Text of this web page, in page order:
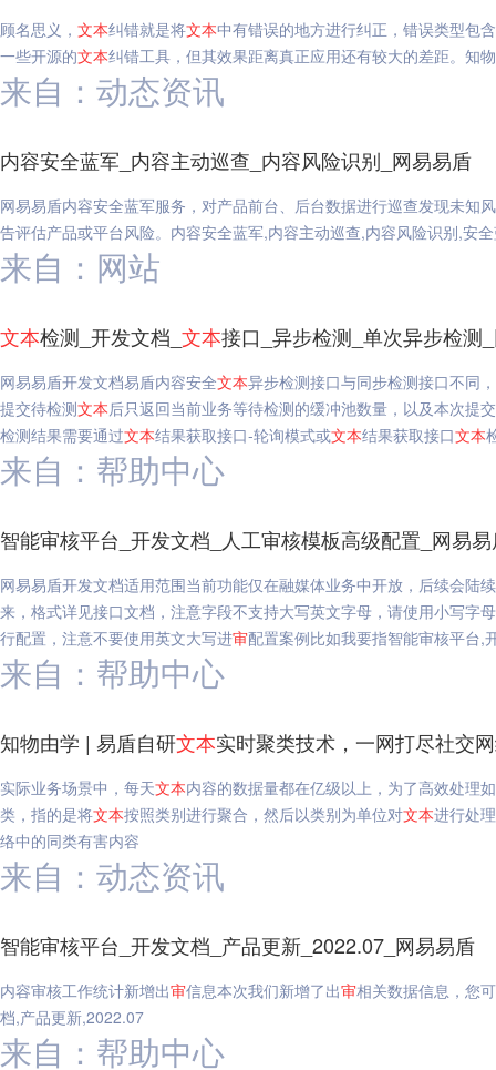
顾名思义， 文本纠错就是将文本中有错误的地方进行纠正，错误类型包
一些开源的文本纠错工具，但其效果距离真正应用还有较大的差距。知
来自：动态资讯
内容安全蓝军_内容主动巡查_内容风险识别_网易易盾
网易易盾内容安全蓝军服务，对产品前台、后台数据进行巡查发现未知
告评估产品或平台风险。内容安全蓝军,内容主动巡查,内容风险识别,安
来自：网站
文本检测_开发文档_ 文本接口_异步检测_单次异步检测
网易易盾开发文档易盾内容安全文本异步检测接口与同步检测接口不同
提交待检测文本后只返回当前业务等待检测的缓冲池数量，以及本次提
检测结果需要通过文本结果获取接口-轮询模式或文本结果获取接口文本
来自：帮助中心
智能审核平台_开发文档_人工审核模板高级配置_网易
网易易盾开发文档适用范围当前功能仅在融媒体业务中开放，后续会陆
来，格式详见接口文档，注意字段不支持大写英文字母，请使用小写字
行配置，注意不要使用英文大写进审配置案例比如我要指智能审核平台,
来自：帮助中心
知物由学 | 易盾自研文本实时聚类技术，一网打尽社交
实际业务场景中，每天文本内容的数据量都在亿级以上，为了高效处理
类，指的是将文本按照类别进行聚合，然后以类别为单位对文本进行处
络中的同类有害内容
来自：动态资讯
智能审核平台_开发文档_产品更新_2022.07_网易易盾
内容审核工作统计新增出审信息本次我们新增了出审相关数据信息，您
档,产品更新,2022.07
来自：帮助中心